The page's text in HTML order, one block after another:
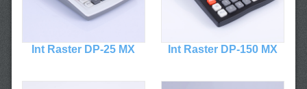
Int Raster DP-25 MX Int Raster DP-150 MX